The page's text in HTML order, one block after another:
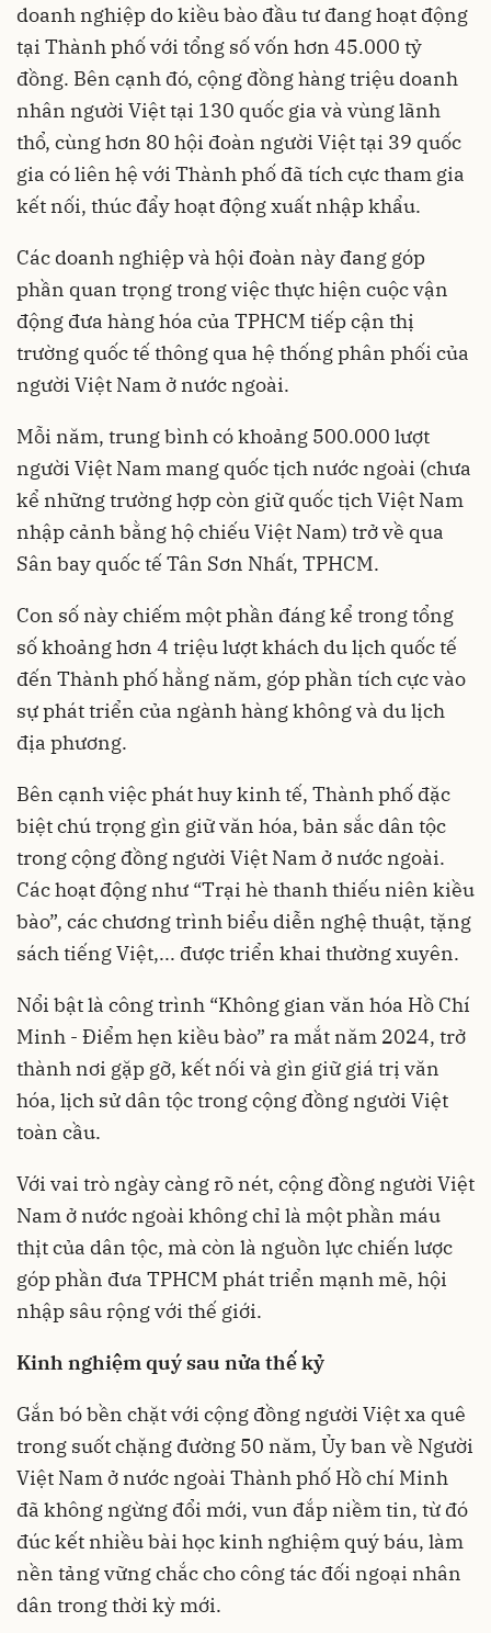
doanh nghiệp do kiều bào đầu tư đang hoạt động
tại Thành phố với tổng số vốn hơn 45.000 tỷ
đồng. Bên cạnh đó, cộng đồng hàng triệu doanh
nhân người Việt tại 130 quốc gia và vùng lãnh
thổ, cùng hơn 80 hội đoàn người Việt tại 39 quốc
gia có liên hệ với Thành phố đã tích cực tham gia
kết nối, thúc đẩy hoạt động xuất nhập khẩu.
Các doanh nghiệp và hội đoàn này đang góp
phần quan trọng trong việc thực hiện cuộc vận
động đưa hàng hóa của TPHCM tiếp cận thị
trường quốc tế thông qua hệ thống phân phối của
người Việt Nam ở nước ngoài.
Mỗi năm, trung bình có khoảng 500.000 lượt
người Việt Nam mang quốc tịch nước ngoài (chưa
kể những trường hợp còn giữ quốc tịch Việt Nam
nhập cảnh bằng hộ chiếu Việt Nam) trở về qua
Sân bay quốc tế Tân Sơn Nhất, TPHCM.
Con số này chiếm một phần đáng kể trong tổng
số khoảng hơn 4 triệu lượt khách du lịch quốc tế
đến Thành phố hằng năm, góp phần tích cực vào
sự phát triển của ngành hàng không và du lịch
địa phương.
Bên cạnh việc phát huy kinh tế, Thành phố đặc
biệt chú trọng gìn giữ văn hóa, bản sắc dân tộc
trong cộng đồng người Việt Nam ở nước ngoài.
Các hoạt động như “Trại hè thanh thiếu niên kiều
bào”, các chương trình biểu diễn nghệ thuật, tặng
sách tiếng Việt,... được triển khai thường xuyên.
Nổi bật là công trình “Không gian văn hóa Hồ Chí
Minh - Điểm hẹn kiều bào” ra mắt năm 2024, trở
thành nơi gặp gỡ, kết nối và gìn giữ giá trị văn
hóa, lịch sử dân tộc trong cộng đồng người Việt
toàn cầu.
Với vai trò ngày càng rõ nét, cộng đồng người Việt
Nam ở nước ngoài không chỉ là một phần máu
thịt của dân tộc, mà còn là nguồn lực chiến lược
góp phần đưa TPHCM phát triển mạnh mẽ, hội
nhập sâu rộng với thế giới.
Kinh nghiệm quý sau nửa thế kỷ
Gắn bó bền chặt với cộng đồng người Việt xa quê
trong suốt chặng đường 50 năm, Ủy ban về Người
Việt Nam ở nước ngoài Thành phố Hồ chí Minh
đã không ngừng đổi mới, vun đắp niềm tin, từ đó
đúc kết nhiều bài học kinh nghiệm quý báu, làm
nền tảng vững chắc cho công tác đối ngoại nhân
dân trong thời kỳ mới.